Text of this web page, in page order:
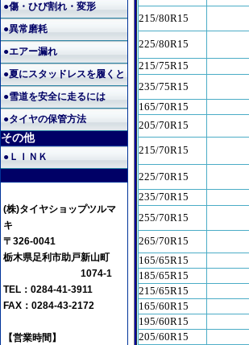
●傷・ひび割れ・変形
●異常磨耗
●エアー漏れ
●夏にスタッドレスを履くと
●雪道を安全に走るには
●タイヤの保管方法
その他
●ＬＩＮＫ
(株)タイヤショップツルマ
キ
〒326-0041
栃木県足利市助戸新山町
1074-1
TEL：0284-41-3911
FAX：0284-43-2172
【営業時間】
215/80R15
225/80R15
215/75R15
235/75R15
165/70R15
205/70R15
215/70R15
225/70R15
235/70R15
255/70R15
265/70R15
165/65R15
185/65R15
215/65R15
165/60R15
195/60R15
205/60R15